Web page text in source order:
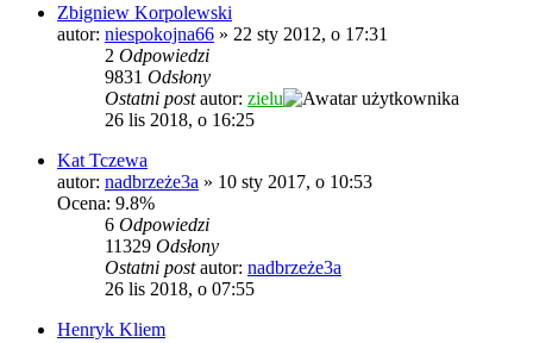
Zbigniew Korpolewski
autor: niespokojna66 » 22 sty 2012, o 17:31
2 Odpowiedzi
9831 Odsłony
Ostatni postautor: zielu
26 lis 2018, o 16:25
Kat Tczewa
autor: nadbrzeże3a » 10 sty 2017, o 10:53
Ocena: 9.8%
6 Odpowiedzi
11329 Odsłony
Ostatni postautor: nadbrzeże3a
26 lis 2018, o 07:55
Henryk Kliem